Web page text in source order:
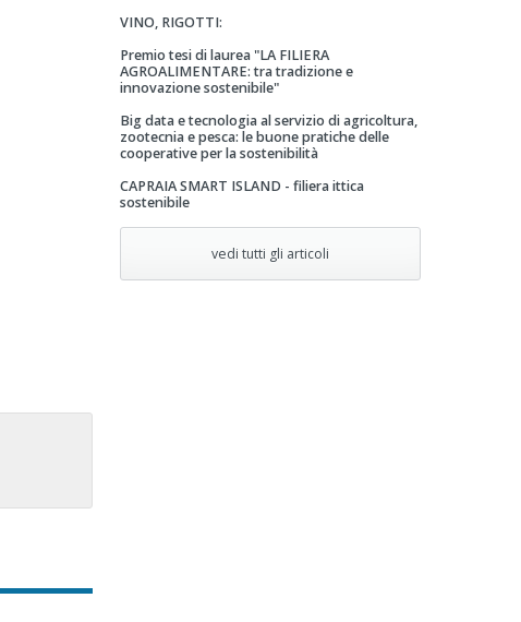
VINO, RIGOTTI:
Premio tesi di laurea "LA FILIERA
AGROALIMENTARE: tra tradizione e
innovazione sostenibile"
Big data e tecnologia al servizio di agricoltura,
zootecnia e pesca: le buone pratiche delle
cooperative per la sostenibilità
CAPRAIA SMART ISLAND - filiera ittica
sostenibile
vedi tutti gli articoli